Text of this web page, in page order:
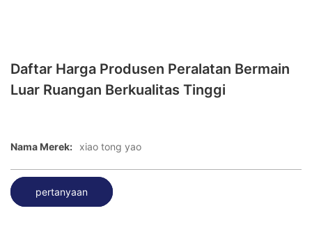
Daftar Harga Produsen Peralatan Bermain
Luar Ruangan Berkualitas Tinggi
Nama Merek: xiao tong yao
pertanyaan